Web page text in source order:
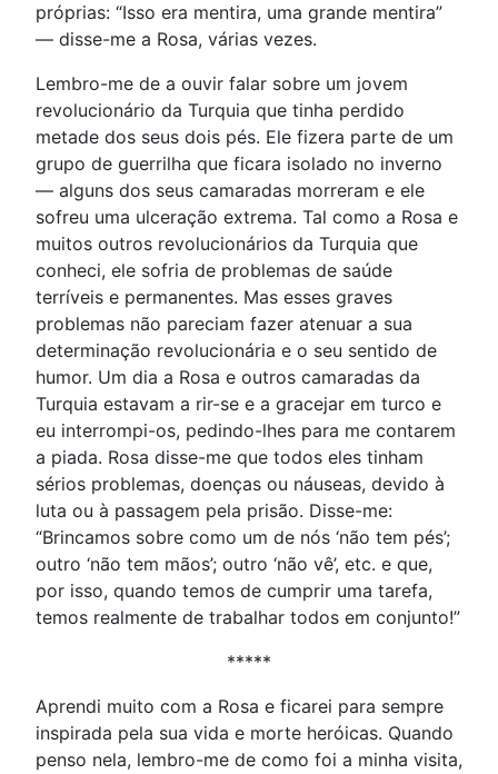
próprias: “Isso era mentira, uma grande mentira”
— disse-me a Rosa, várias vezes.
Lembro-me de a ouvir falar sobre um jovem
revolucionário da Turquia que tinha perdido
metade dos seus dois pés. Ele fizera parte de um
grupo de guerrilha que ficara isolado no inverno
— alguns dos seus camaradas morreram e ele
sofreu uma ulceração extrema. Tal como a Rosa e
muitos outros revolucionários da Turquia que
conheci, ele sofria de problemas de saúde
terríveis e permanentes. Mas esses graves
problemas não pareciam fazer atenuar a sua
determinação revolucionária e o seu sentido de
humor. Um dia a Rosa e outros camaradas da
Turquia estavam a rir-se e a gracejar em turco e
eu interrompi-os, pedindo-lhes para me contarem
a piada. Rosa disse-me que todos eles tinham
sérios problemas, doenças ou náuseas, devido à
luta ou à passagem pela prisão. Disse-me:
“Brincamos sobre como um de nós ‘não tem pés’;
outro ‘não tem mãos’; outro ‘não vê’, etc. e que,
por isso, quando temos de cumprir uma tarefa,
temos realmente de trabalhar todos em conjunto!”
*****
Aprendi muito com a Rosa e ficarei para sempre
inspirada pela sua vida e morte heróicas. Quando
penso nela, lembro-me de como foi a minha visita,